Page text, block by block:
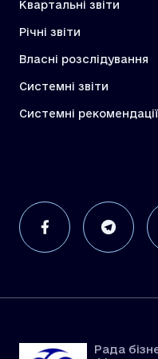
Квартальні звіти
Річні звіти
Власні розслідування
Системні звіти
Системні рекомендації
Рада